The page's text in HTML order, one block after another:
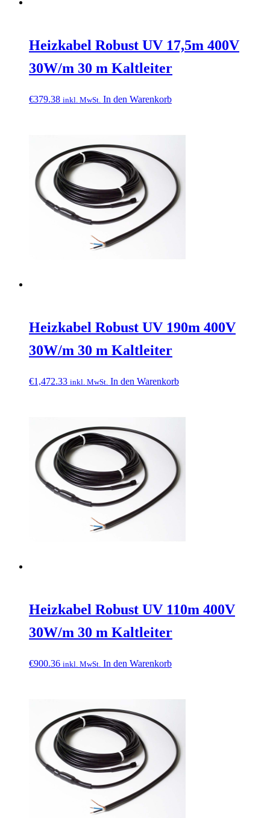
Heizkabel Robust UV 17,5m 400V
30W/m 30 m Kaltleiter
€379.38 inkl. MwSt. In den Warenkorb
Heizkabel Robust UV 190m 400V
30W/m 30 m Kaltleiter
€1,472.33 inkl. MwSt. In den Warenkorb
Heizkabel Robust UV 110m 400V
30W/m 30 m Kaltleiter
€900.36 inkl. MwSt. In den Warenkorb